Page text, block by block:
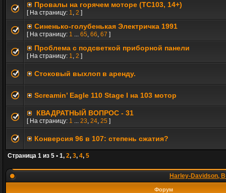
Провалы на горячем моторе (TC103, 14+)
[ На страницу: 1, 2 ]
Синенько-голубенькая Электричка 1991
[ На страницу: 1 ... 65, 66, 67 ]
Проблема с подсветкой приборной панели
[ На страницу: 1, 2 ]
Стоковый выхлоп в аренду.
Screamin’ Eagle 110 Stage I на 103 мотор
КВАДРАТНЫЙ ВОПРОС - 31
[ На страницу: 1 ... 23, 24, 25 ]
Конверсия 96 в 107: степень сжатия?
Страница 1 из 5 • 1, 2, 3, 4, 5
Harley-Davidson,
Форум